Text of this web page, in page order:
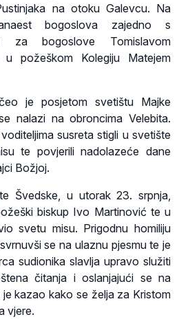
na otoku Galevcu. Na
bogoslova zajedno s
za bogoslove Tomislavom
požeškom Kolegiju Matejem
je posjetom svetištu Majke
nalazi na obroncima Velebita.
susreta stigli u svetište
te povjerili nadolazeće dane
Božjoj.
Švedske, u utorak 23. srpnja,
biskup Ivo Martinović te u
svetu misu. Prigodnu homiliju
se na ulaznu pjesmu te je
sudionika slavlja upravo služiti
čitanja i oslanjajući se na
je kazao kako se želja za Kristom
vjere.